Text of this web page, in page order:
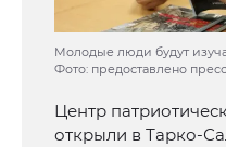
Молодые люди будут
Фото: предоставлено
Центр
открыли в Тарко-